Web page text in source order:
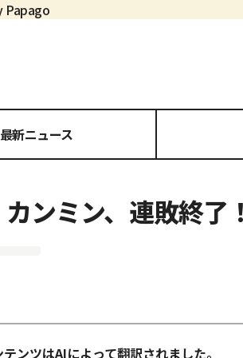
Papago
最新ニュース
ンミン、連敗終了
ンツはAIによって翻訳されました。